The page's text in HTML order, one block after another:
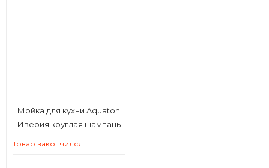
Мойка для кухни Aquaton
Иверия круглая шампань
Товар закончился